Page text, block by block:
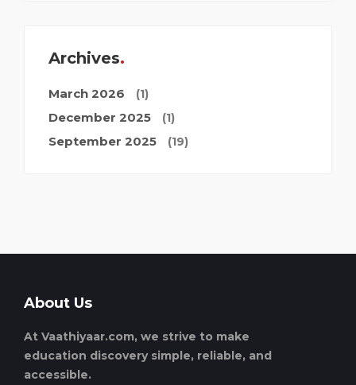
Archives
March 2026 (1)
December 2025 (1)
September 2025 (19)
About Us
At Vaathiyaar.com, we strive to make
education discovery simple, reliable, and
accessible.